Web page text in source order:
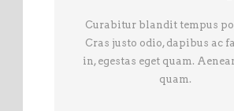
Curabitur blandit tempus
Cras justo odio, dapibus ac
in, egestas eget quam.
quam.